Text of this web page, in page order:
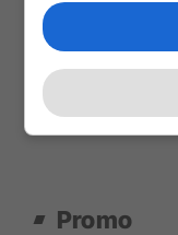
Promo